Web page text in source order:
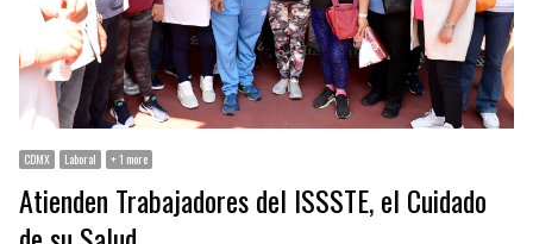
CDMX Laboral + 1 more
Atienden Trabajadores del ISSSTE, el Cuidado